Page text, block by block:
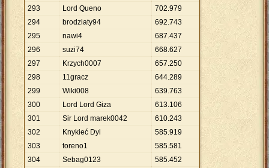
293 Lord Queno 702.979
294
brodziaty94 692.743
295
nawi4 687.437
296
suzi74 668.627
297
Krzych0007 657.250
298
11gracz 644.289
299
Wiki008 639.763
300
Lord Lord Giza 613.106
301
Sir Lord marek0042 610.243
302
Knykieć Dyl 585.919
303
toreno1 585.581
304
Sebag0123 585.452